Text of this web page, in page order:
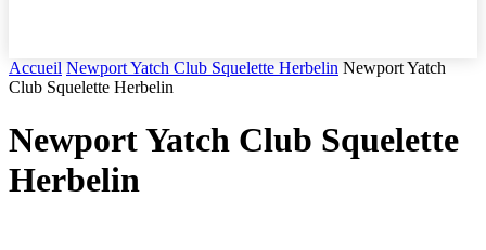
Accueil Newport Yatch Club Squelette Herbelin Newport Yatch
Club Squelette Herbelin
Newport Yatch Club Squelette
Herbelin